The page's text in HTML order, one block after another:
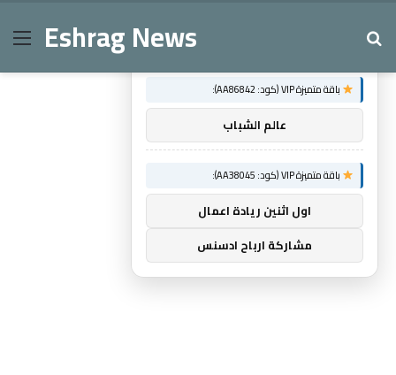
MenuEshrag News
×
باقة متميزة VIP (كود: AA86842):
عالم الشباب
باقة متميزة VIP (كود: AA38045):
اول اثنين ريادة اعمال
مشاركة ارباح ادسنس